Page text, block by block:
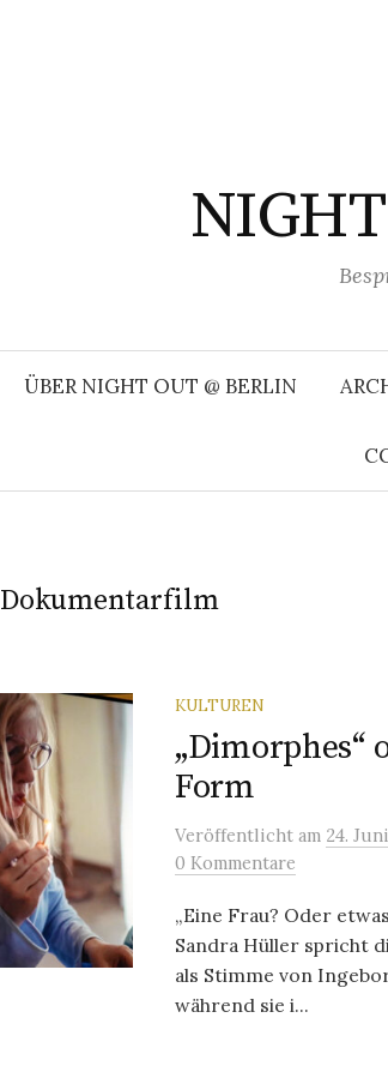
ÜBER NIGHT OUT @ BERLIN
Dokumentarfilm
KULTUREN
„Dimorphes“
Form
Veröffentlicht am 24.
0 Kommentare
„Eine Frau? Oder
Sandra Hüller spricht
als Stimme von
während sie i...